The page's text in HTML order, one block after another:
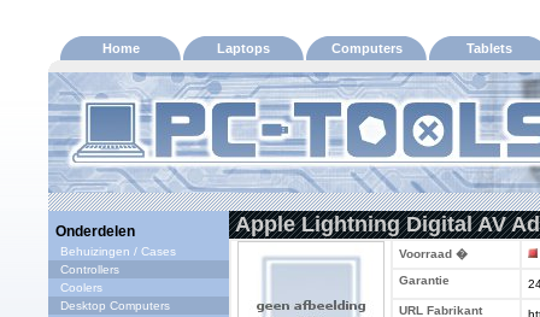
Home Laptops Computers Tablets
Onderdelen
Behuizingen / Cases
Controllers
Coolers
Desktop Computers
Apple Lightning Digital AV
Voorraad �
Garantie
URL Fabrikant